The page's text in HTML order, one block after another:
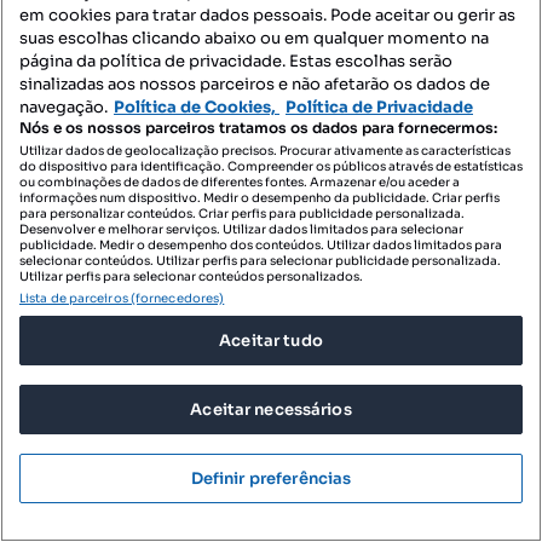
Mapa do Site
Contacte-nos
SIGA-NOS:
DESCARREGAR NA:
© 2026 Imovirtual.com, OLX Portugal, S.A.
TERMOS DE UTILIZAÇÃO
POLÍTICA DE PRIVACIDADE
CONFIGURAÇÕES DE PRIVACIDADE
em cookies para tratar dados pessoais. Pode aceitar ou gerir as
suas escolhas clicando abaixo ou em qualquer momento na
página da política de privacidade. Estas escolhas serão
sinalizadas aos nossos parceiros e não afetarão os dados de
navegação. Política de Cookies, Política de Privacidade
Nós e os nossos parceiros tratamos os dados para fornecermos:
Utilizar dados de geolocalização precisos. Procurar ativamente as características
do dispositivo para identificação. Compreender os públicos através de estatísticas
ou combinações de dados de diferentes fontes. Armazenar e/ou aceder a
informações num dispositivo. Medir o desempenho da publicidade. Criar perfis
para personalizar conteúdos. Criar perfis para publicidade personalizada.
Desenvolver e melhorar serviços. Utilizar dados limitados para selecionar
publicidade. Medir o desempenho dos conteúdos. Utilizar dados limitados para
selecionar conteúdos. Utilizar perfis para selecionar publicidade personalizada.
Utilizar perfis para selecionar conteúdos personalizados.
Lista de parceiros (fornecedores)
Aceitar tudo
Aceitar necessários
Definir preferências